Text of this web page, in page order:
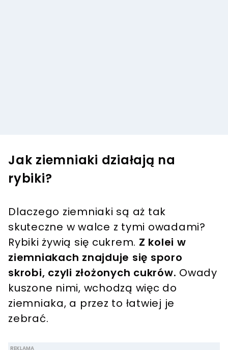
Jak ziemniaki działają na
rybiki?
Dlaczego ziemniaki są aż tak
skuteczne w walce z tymi owadami?
Rybiki żywią się cukrem. Z kolei w
ziemniakach znajduje się sporo
skrobi, czyli złożonych cukrów. Owady
kuszone nimi, wchodzą więc do
ziemniaka, a przez to łatwiej je
zebrać.